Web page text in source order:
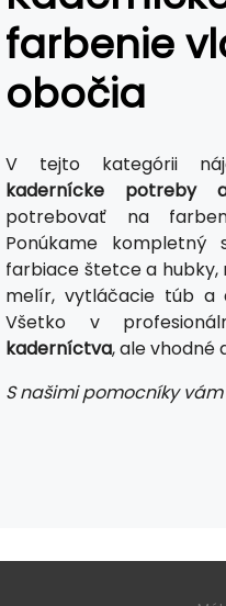
farbenie
obočia
V tejto kategórii
kadernícke potreby
potrebovať na
Ponúkame
farbiace štetce a hubky,
melír, vytláčacie túb a
Všetko v
kaderníctva, ale vhodné
S našimi pomocníky